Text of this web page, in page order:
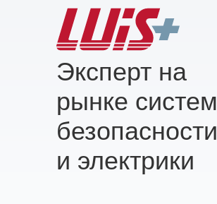
Эксперт на
рынке систем
безопасности
и электрики